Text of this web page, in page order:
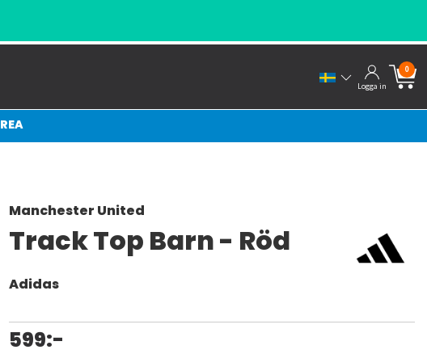
Logga in
0
REA
Manchester United
Track Top Barn - Röd
Adidas
599:-